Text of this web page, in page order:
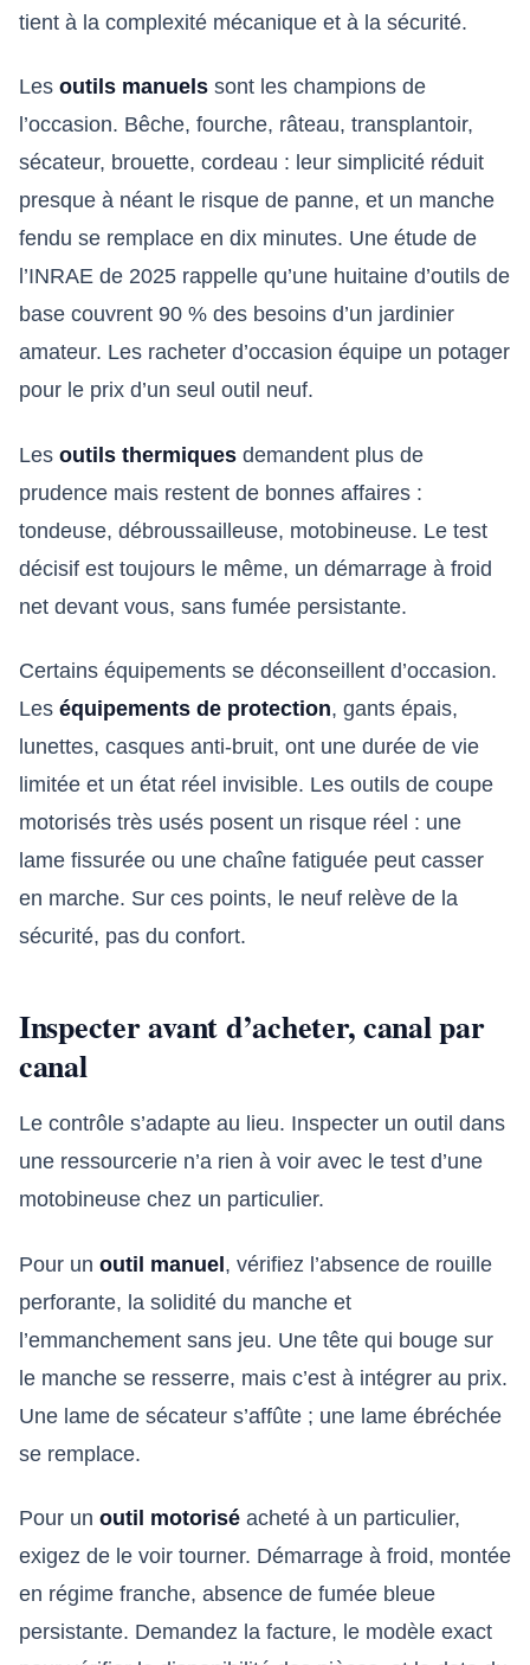
tient à la complexité mécanique et à la sécurité.
Les outils manuels sont les champions de
l’occasion. Bêche, fourche, râteau, transplantoir,
sécateur, brouette, cordeau : leur simplicité réduit
presque à néant le risque de panne, et un manche
fendu se remplace en dix minutes. Une étude de
l’INRAE de 2025 rappelle qu’une huitaine d’outils de
base couvrent 90 % des besoins d’un jardinier
amateur. Les racheter d’occasion équipe un potager
pour le prix d’un seul outil neuf.
Les outils thermiques demandent plus de
prudence mais restent de bonnes affaires :
tondeuse, débroussailleuse, motobineuse. Le test
décisif est toujours le même, un démarrage à froid
net devant vous, sans fumée persistante.
Certains équipements se déconseillent d’occasion.
Les équipements de protection, gants épais,
lunettes, casques anti-bruit, ont une durée de vie
limitée et un état réel invisible. Les outils de coupe
motorisés très usés posent un risque réel : une
lame fissurée ou une chaîne fatiguée peut casser
en marche. Sur ces points, le neuf relève de la
sécurité, pas du confort.
Inspecter avant d’acheter, canal par
canal
Le contrôle s’adapte au lieu. Inspecter un outil dans
une ressourcerie n’a rien à voir avec le test d’une
motobineuse chez un particulier.
Pour un outil manuel, vérifiez l’absence de rouille
perforante, la solidité du manche et
l’emmanchement sans jeu. Une tête qui bouge sur
le manche se resserre, mais c’est à intégrer au prix.
Une lame de sécateur s’affûte ; une lame ébréchée
se remplace.
Pour un outil motorisé acheté à un particulier,
exigez de le voir tourner. Démarrage à froid, montée
en régime franche, absence de fumée bleue
persistante. Demandez la facture, le modèle exact